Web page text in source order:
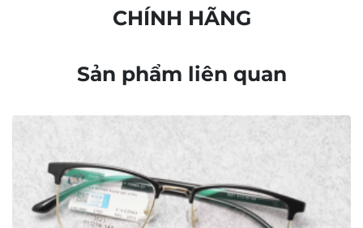
CHÍNH HÃNG
Sản phẩm liên quan